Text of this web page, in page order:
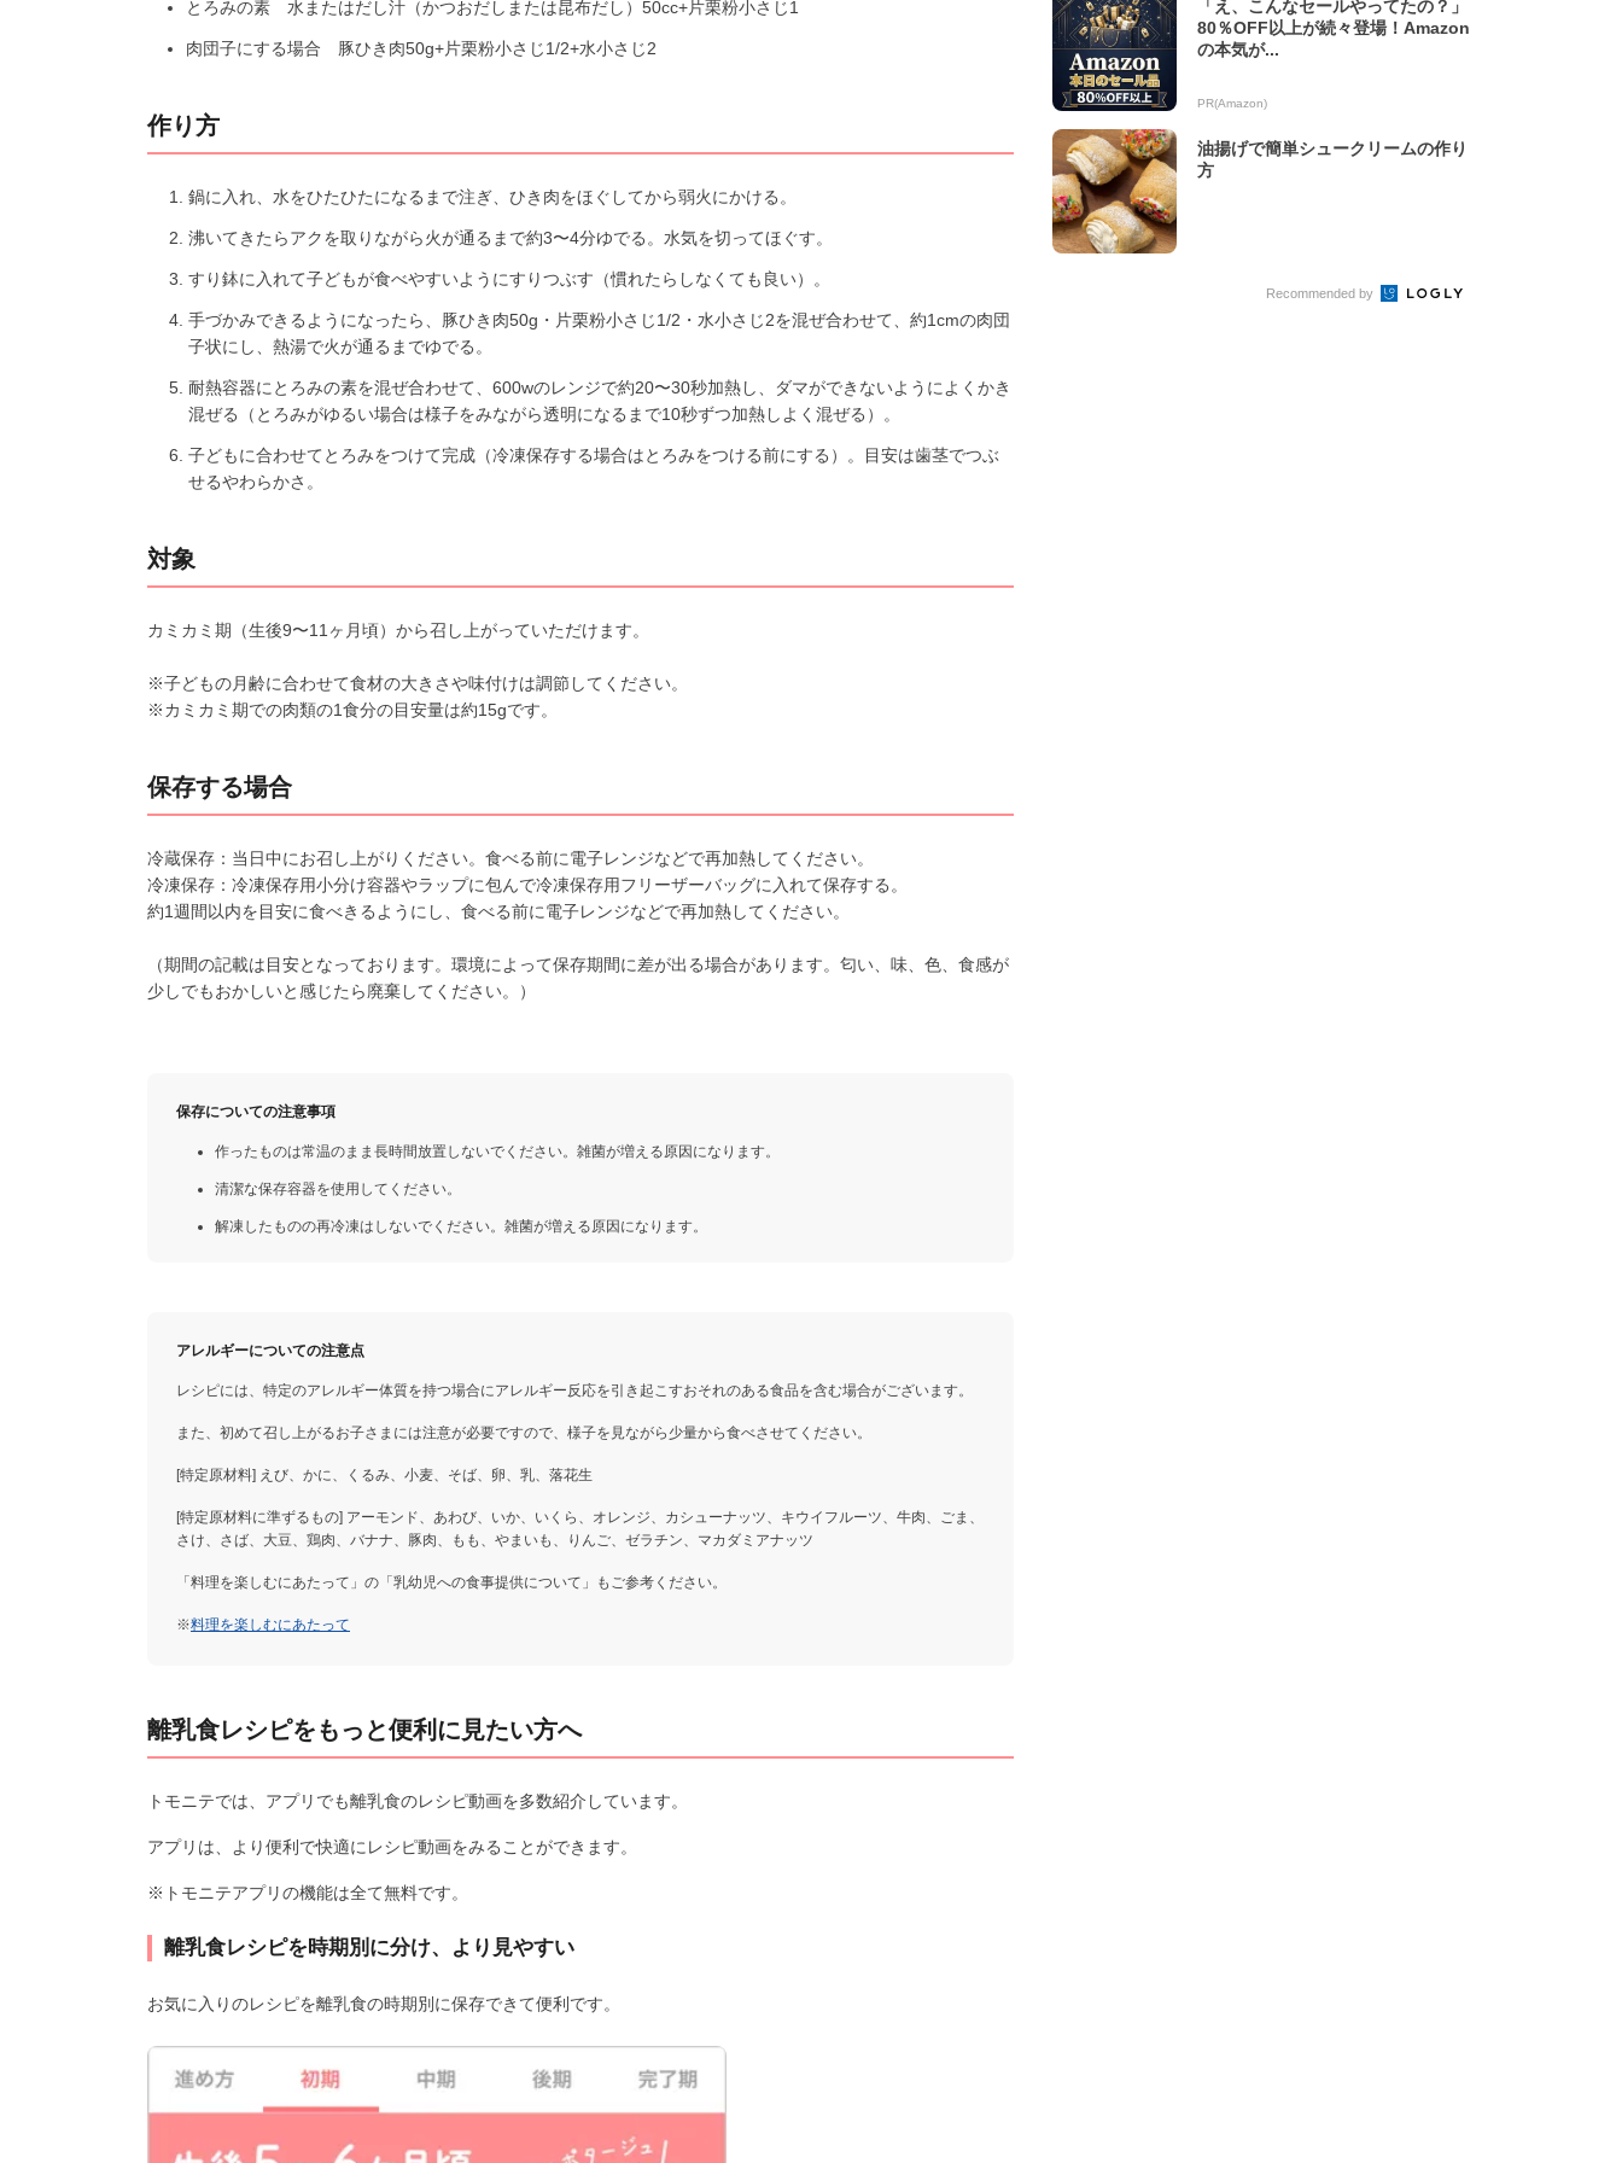
とろみの素 水またはだし汁（かつおだしまたは昆布だし）50cc+片栗粉小さじ1
肉団子にする場合 豚ひき肉50g+片栗粉小さじ1/2+水小さじ2
作り方
鍋に入れ、水をひたひたになるまで注ぎ、ひき肉をほぐしてから弱火にかける。
沸いてきたらアクを取りながら火が通るまで約3〜4分ゆでる。水気を切ってほぐす。
すり鉢に入れて子どもが食べやすいようにすりつぶす（慣れたらしなくても良い）。
手づかみできるようになったら、豚ひき肉50g・片栗粉小さじ1/2・水小さじ2を混ぜ合わせて、約1cmの肉団
子状にし、熱湯で火が通るまでゆでる。
耐熱容器にとろみの素を混ぜ合わせて、600wのレンジで約20〜30秒加熱し、ダマができないようによくかき
混ぜる（とろみがゆるい場合は様子をみながら透明になるまで10秒ずつ加熱しよく混ぜる）。
子どもに合わせてとろみをつけて完成（冷凍保存する場合はとろみをつける前にする）。目安は歯茎でつぶ
せるやわらかさ。
対象
カミカミ期（生後9〜11ヶ月頃）から召し上がっていただけます。
※子どもの月齢に合わせて食材の大きさや味付けは調節してください。
※カミカミ期での肉類の1食分の目安量は約15gです。
保存する場合
冷蔵保存：当日中にお召し上がりください。食べる前に電子レンジなどで再加熱してください。
冷凍保存：冷凍保存用小分け容器やラップに包んで冷凍保存用フリーザーバッグに入れて保存する。
約1週間以内を目安に食べきるようにし、食べる前に電子レンジなどで再加熱してください。
（期間の記載は目安となっております。環境によって保存期間に差が出る場合があります。匂い、味、色、食感が
少しでもおかしいと感じたら廃棄してください。）
保存についての注意事項
作ったものは常温のまま長時間放置しないでください。雑菌が増える原因になります。
清潔な保存容器を使用してください。
解凍したものの再冷凍はしないでください。雑菌が増える原因になります。
アレルギーについての注意点
レシピには、特定のアレルギー体質を持つ場合にアレルギー反応を引き起こすおそれのある食品を含む場合がございます。
また、初めて召し上がるお子さまには注意が必要ですので、様子を見ながら少量から食べさせてください。
[特定原材料] えび、かに、くるみ、小麦、そば、卵、乳、落花生
[特定原材料に準ずるもの] アーモンド、あわび、いか、いくら、オレンジ、カシューナッツ、キウイフルーツ、牛肉、ごま、
さけ、さば、大豆、鶏肉、バナナ、豚肉、もも、やまいも、りんご、ゼラチン、マカダミアナッツ
「料理を楽しむにあたって」の「乳幼児への食事提供について」もご参考ください。
※料理を楽しむにあたって
離乳食レシピをもっと便利に見たい方へ
トモニテでは、アプリでも離乳食のレシピ動画を多数紹介しています。
アプリは、より便利で快適にレシピ動画をみることができます。
※トモニテアプリの機能は全て無料です。
離乳食レシピを時期別に分け、より見やすい
お気に入りのレシピを離乳食の時期別に保存できて便利です。
「え、こんなセールやってたの？」
80％OFF以上が続々登場！Amazon
の本気が...
PR(Amazon)
油揚げで簡単シュークリームの作り
方
Recommended by